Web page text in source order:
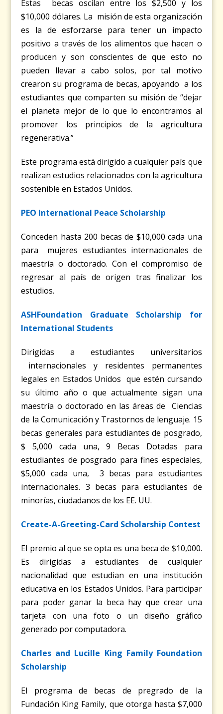
Estas becas oscilan entre los $2,500 y los
$10,000 dólares. La misión de esta organización
es la de esforzarse para tener un impacto
positivo a través de los alimentos que hacen o
producen y son conscientes de que esto no
pueden llevar a cabo solos, por tal motivo
crearon su programa de becas, apoyando a los
estudiantes que comparten su misión de “dejar
el planeta mejor de lo que lo encontramos al
promover los principios de la agricultura
regenerativa.”
Este programa está dirigido a cualquier país que
realizan estudios relacionados con la agricultura
sostenible en Estados Unidos.
PEO International Peace Scholarship
Conceden hasta 200 becas de $10,000 cada una
para mujeres estudiantes internacionales de
maestría o doctorado. Con el compromiso de
regresar al país de origen tras finalizar los
estudios.
ASHFoundation Graduate Scholarship for
International Students
Dirigidas a estudiantes universitarios
internacionales y residentes permanentes
legales en Estados Unidos que estén cursando
su último año o que actualmente sigan una
maestría o doctorado en las áreas de Ciencias
de la Comunicación y Trastornos de lenguaje. 15
becas generales para estudiantes de posgrado,
$ 5,000 cada una, 9 Becas Dotadas para
estudiantes de posgrado para fines especiales,
$5,000 cada una, 3 becas para estudiantes
internacionales. 3 becas para estudiantes de
minorías, ciudadanos de los EE. UU.
Create-A-Greeting-Card Scholarship Contest
El premio al que se opta es una beca de $10,000.
Es dirigidas a estudiantes de cualquier
nacionalidad que estudian en una institución
educativa en los Estados Unidos. Para participar
para poder ganar la beca hay que crear una
tarjeta con una foto o un diseño gráfico
generado por computadora.
Charles and Lucille King Family Foundation
Scholarship
El programa de becas de pregrado de la
Fundación King Family, que otorga hasta $7,000